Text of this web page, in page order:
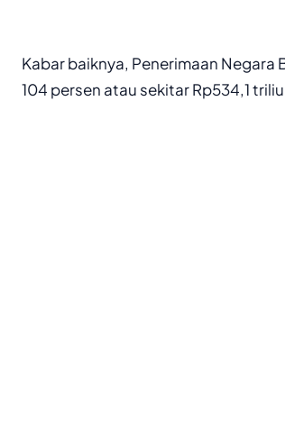
Kabar baiknya, Penerimaan Negara
104 persen atau sekitar Rp534,1